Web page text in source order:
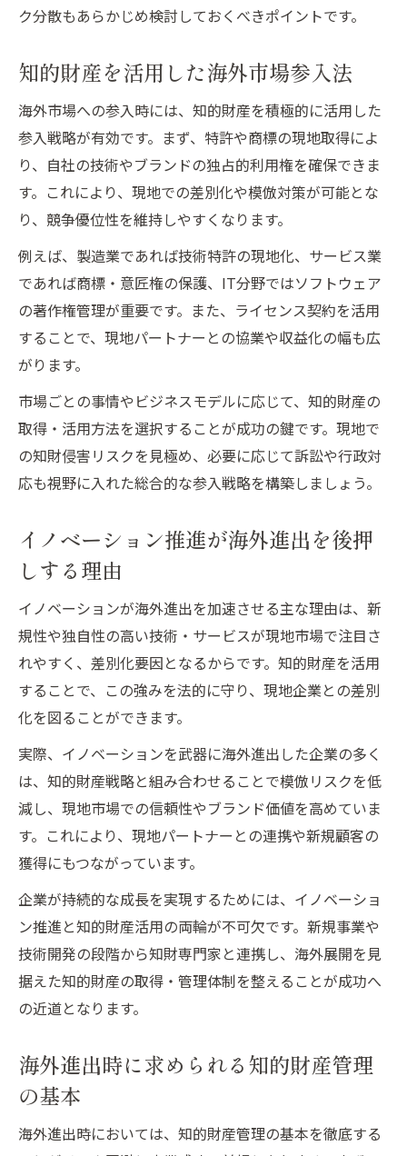
ク分散もあらかじめ検討しておくべきポイントです。
知的財産を活用した海外市場参入法
海外市場への参入時には、知的財産を積極的に活用した
参入戦略が有効です。まず、特許や商標の現地取得によ
り、自社の技術やブランドの独占的利用権を確保できま
す。これにより、現地での差別化や模倣対策が可能とな
り、競争優位性を維持しやすくなります。
例えば、製造業であれば技術特許の現地化、サービス業
であれば商標・意匠権の保護、IT分野ではソフトウェア
の著作権管理が重要です。また、ライセンス契約を活用
することで、現地パートナーとの協業や収益化の幅も広
がります。
市場ごとの事情やビジネスモデルに応じて、知的財産の
取得・活用方法を選択することが成功の鍵です。現地で
の知財侵害リスクを見極め、必要に応じて訴訟や行政対
応も視野に入れた総合的な参入戦略を構築しましょう。
イノベーション推進が海外進出を後押
しする理由
イノベーションが海外進出を加速させる主な理由は、新
規性や独自性の高い技術・サービスが現地市場で注目さ
れやすく、差別化要因となるからです。知的財産を活用
することで、この強みを法的に守り、現地企業との差別
化を図ることができます。
実際、イノベーションを武器に海外進出した企業の多く
は、知的財産戦略と組み合わせることで模倣リスクを低
減し、現地市場での信頼性やブランド価値を高めていま
す。これにより、現地パートナーとの連携や新規顧客の
獲得にもつながっています。
企業が持続的な成長を実現するためには、イノベーショ
ン推進と知的財産活用の両輪が不可欠です。新規事業や
技術開発の段階から知財専門家と連携し、海外展開を見
据えた知的財産の取得・管理体制を整えることが成功へ
の近道となります。
海外進出時に求められる知的財産管理
の基本
海外進出時においては、知的財産管理の基本を徹底する